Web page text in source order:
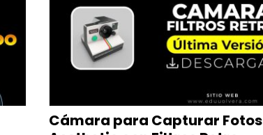
Cámara para Capturar Fotos